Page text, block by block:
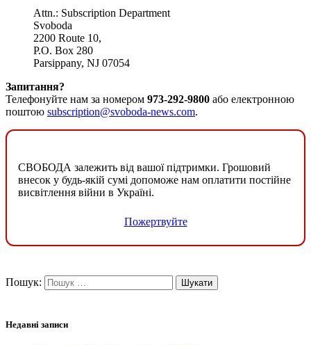
Attn.: Subscription Department
Svoboda
2200 Route 10,
P.O. Box 280
Parsippany, NJ 07054
Запитання?
Телефонуйте нам за номером 973-292-9800 або електронною
поштою subscription@svoboda-news.com.
СВОБОДА залежить від вашої підтримки. Грошовий
внесок у будь-якій сумі допоможе нам оплатити постійне
висвітлення війни в Україні.
Пожертвуйте
Пошук:
Недавні записи